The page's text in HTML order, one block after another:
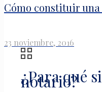
Cómo constituir
23 noviembre, 2016
¿Para qué
notario?